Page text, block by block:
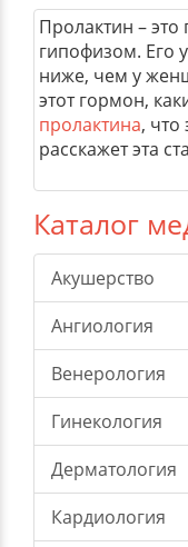
Пролактин –
гипофизом. Его
ниже, чем у
этот гормон,
пролактина, что
расскажет эта
Каталог
Акушерство
Ангиология
Венерология
Гинекология
Дерматология
Кардиология